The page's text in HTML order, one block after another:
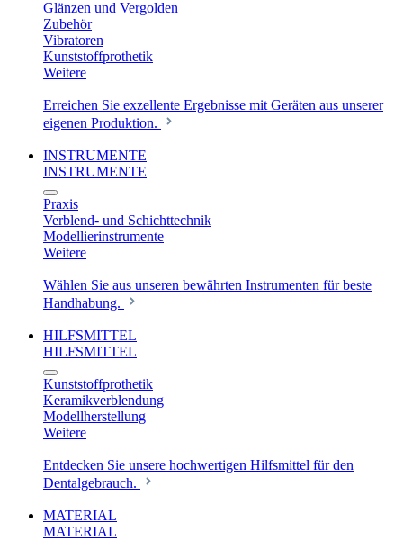
Glänzen und Vergolden
Zubehör
Vibratoren
Kunststoffprothetik
Weitere
Erreichen Sie exzellente Ergebnisse mit Geräten aus unserer
eigenen Produktion.
INSTRUMENTE
INSTRUMENTE
Praxis
Verblend- und Schichttechnik
Modellierinstrumente
Weitere
Wählen Sie aus unseren bewährten Instrumenten für beste
Handhabung.
HILFSMITTEL
HILFSMITTEL
Kunststoffprothetik
Keramikverblendung
Modellherstellung
Weitere
Entdecken Sie unsere hochwertigen Hilfsmittel für den
Dentalgebrauch.
MATERIAL
MATERIAL